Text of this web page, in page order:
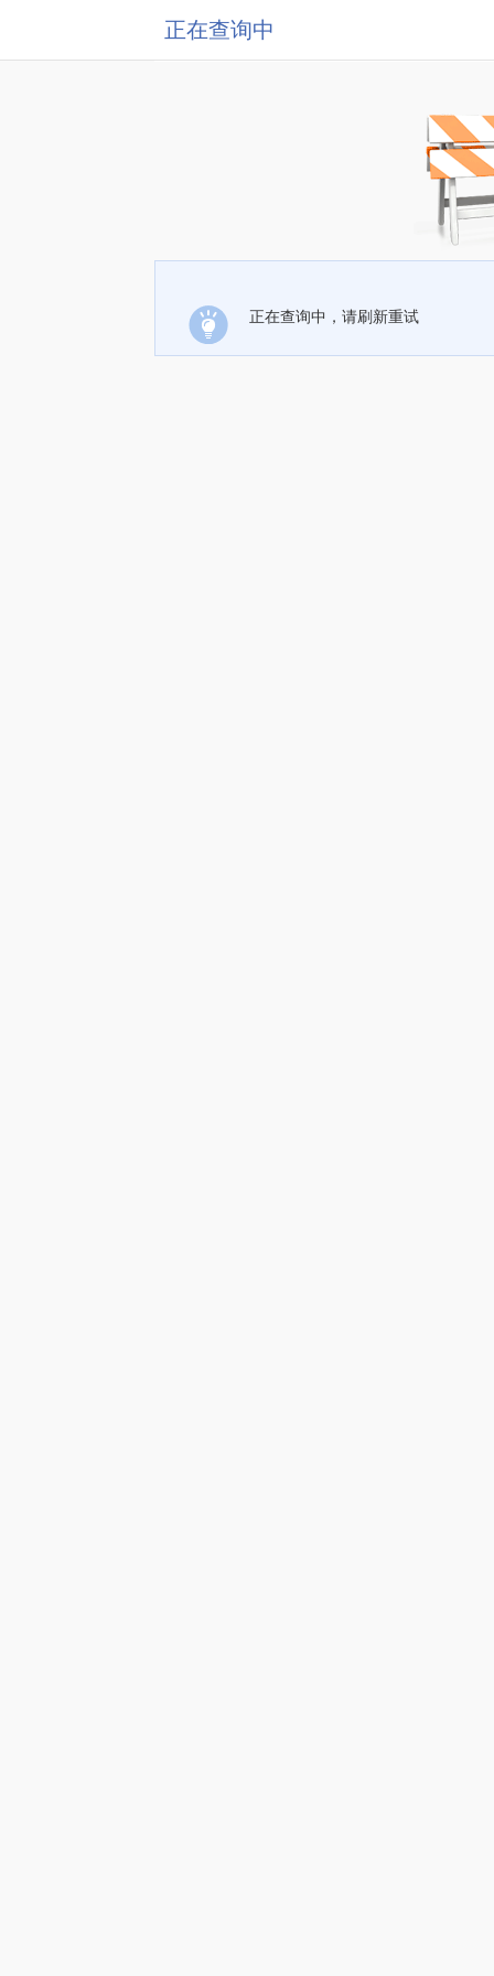
正在查询中
正在查询中，请刷新重试